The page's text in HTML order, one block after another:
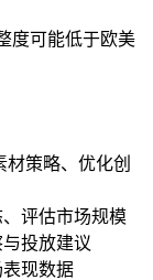
度可能低于欧美
策略、优化创
评估市场规模
投放建议
现数据